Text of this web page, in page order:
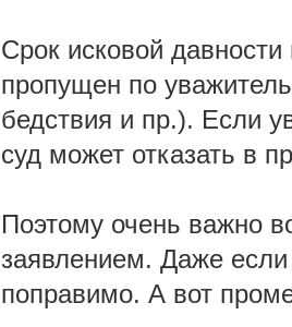
Срок исковой
пропущен по
бедствия и пр.). Если
суд может отказать в
Поэтому очень важно
заявлением. Даже если
поправимо. А вот